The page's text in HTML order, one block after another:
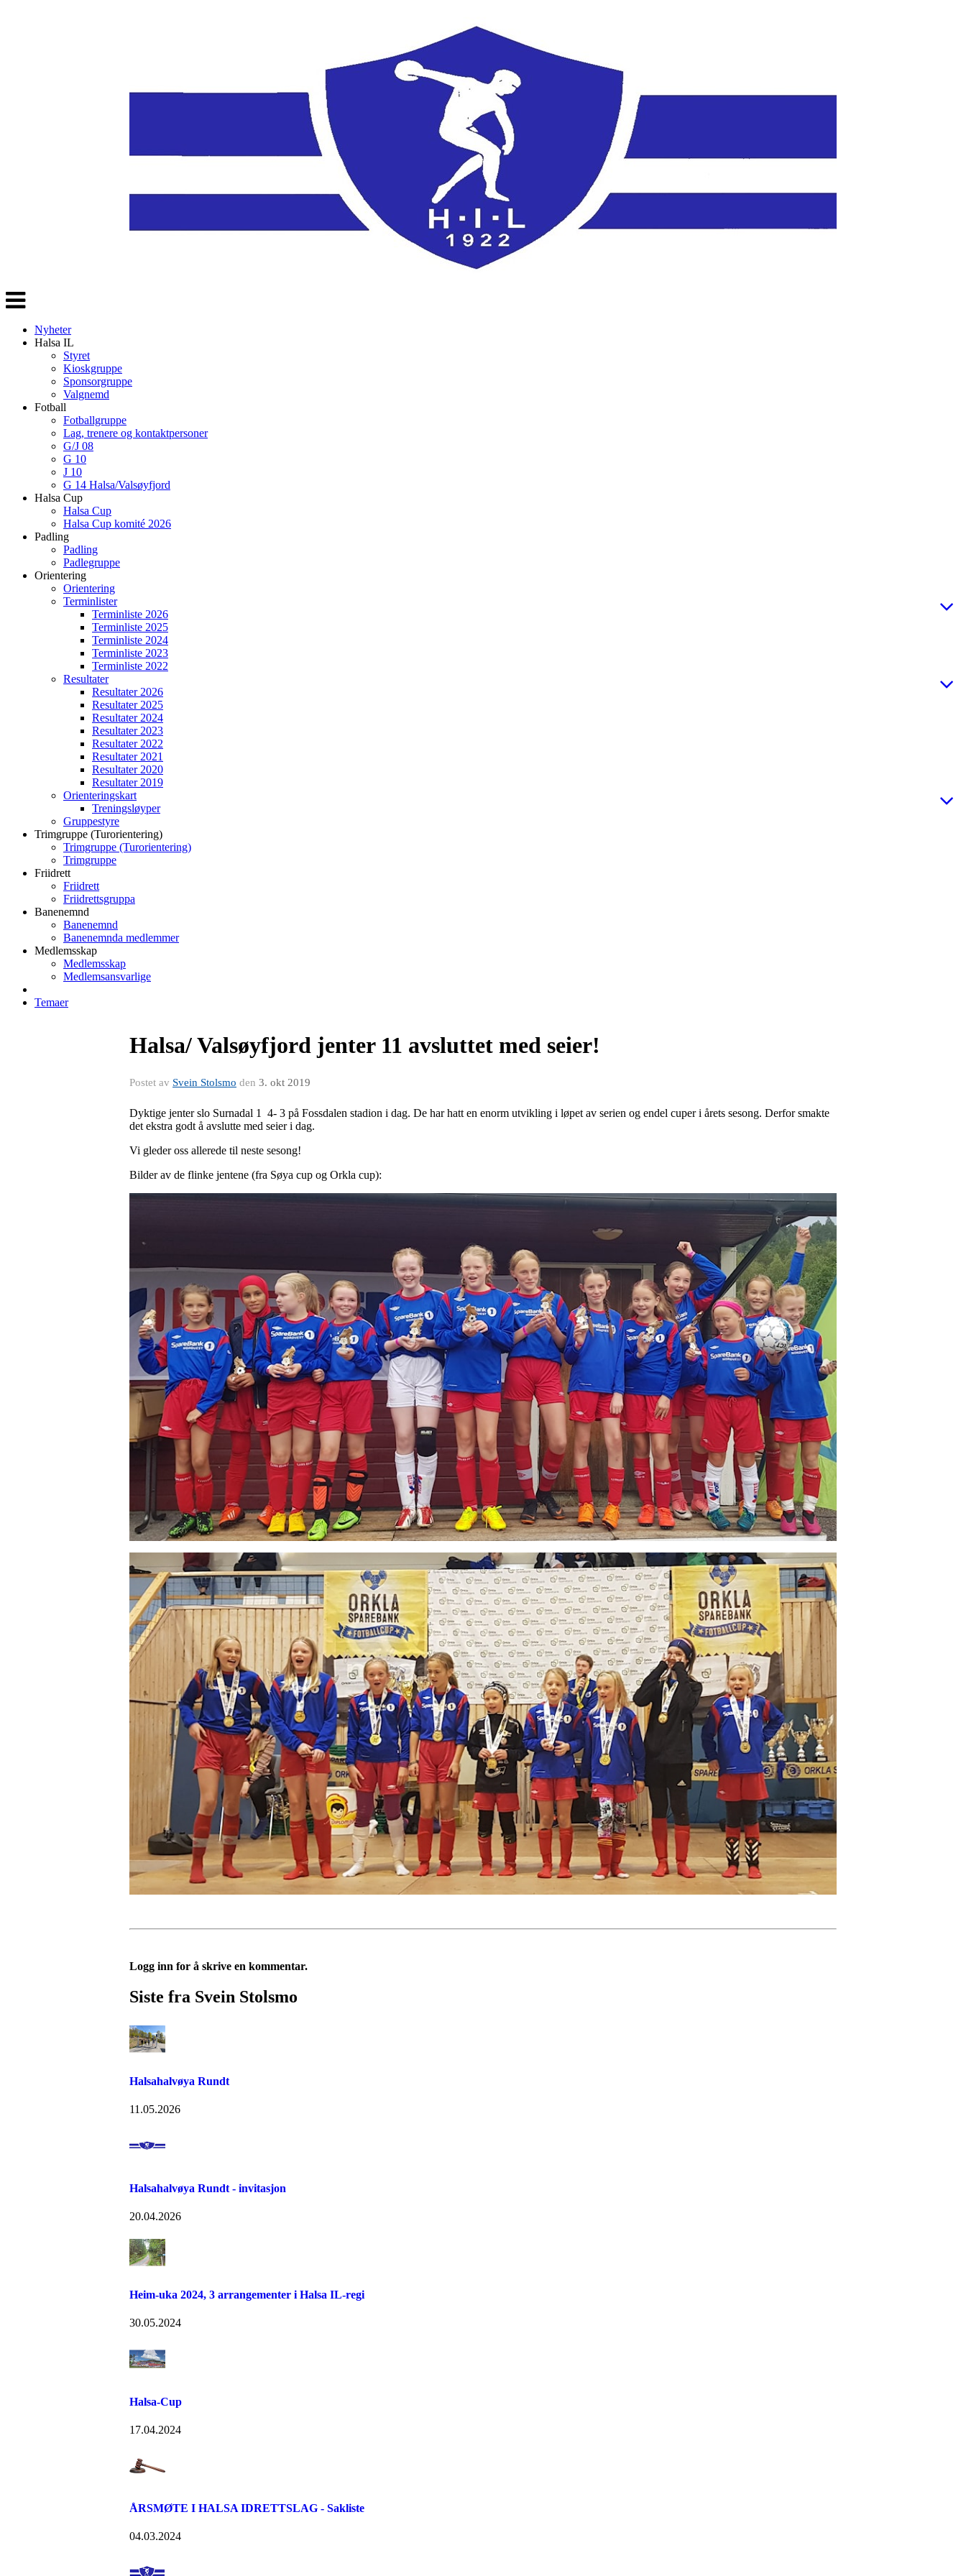
Veksle
navigasjon
Nyheter
Halsa IL
Styret
Kioskgruppe
Sponsorgruppe
Valgnemd
Fotball
Fotballgruppe
Lag, trenere og kontaktpersoner
G/J 08
G 10
J 10
G 14 Halsa/Valsøyfjord
Halsa Cup
Halsa Cup
Halsa Cup komité 2026
Padling
Padling
Padlegruppe
Orientering
Orientering
Terminlister
Terminliste 2026
Terminliste 2025
Terminliste 2024
Terminliste 2023
Terminliste 2022
Resultater
Resultater 2026
Resultater 2025
Resultater 2024
Resultater 2023
Resultater 2022
Resultater 2021
Resultater 2020
Resultater 2019
Orienteringskart
Treningsløyper
Gruppestyre
Trimgruppe (Turorientering)
Trimgruppe (Turorientering)
Trimgruppe
Friidrett
Friidrett
Friidrettsgruppa
Banenemnd
Banenemnd
Banenemnda medlemmer
Medlemsskap
Medlemsskap
Medlemsansvarlige
Temaer
Halsa/ Valsøyfjord jenter 11 avsluttet med seier!
Postet av Svein Stolsmo den 3. okt 2019
Dyktige jenter slo Surnadal 1 4- 3 på Fossdalen stadion i dag. De har hatt en enorm utvikling i løpet av serien og endel cuper i årets sesong. Derfor smakte
det ekstra godt å avslutte med seier i dag.
Vi gleder oss allerede til neste sesong!
Bilder av de flinke jentene (fra Søya cup og Orkla cup):
Logg inn for å skrive en kommentar.
Siste fra Svein Stolsmo
Halsahalvøya Rundt
11.05.2026
Halsahalvøya Rundt - invitasjon
20.04.2026
Heim-uka 2024, 3 arrangementer i Halsa IL-regi
30.05.2024
Halsa-Cup
17.04.2024
ÅRSMØTE I HALSA IDRETTSLAG - Sakliste
04.03.2024